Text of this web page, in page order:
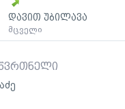
დავით უბილავა
მცველი